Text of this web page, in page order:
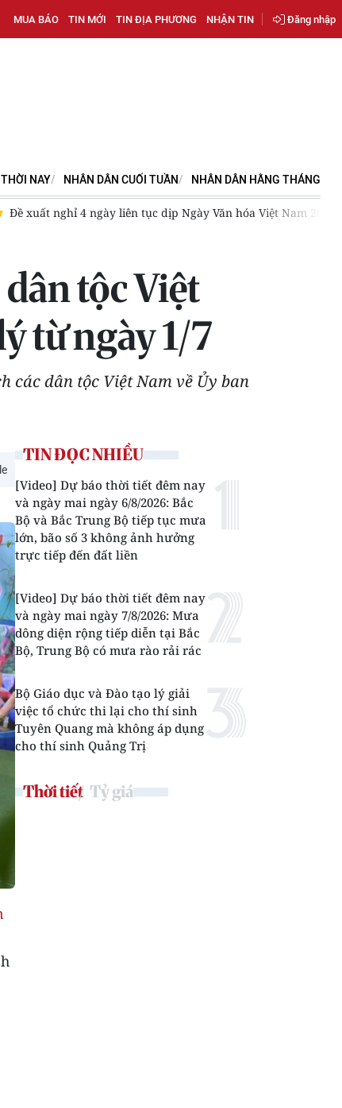
MUA BÁO TIN MỚI TIN ĐỊA PHƯƠNG NHẬN TIN Đăng nhập
THỜI NAY NHÂN DÂN CUỐI TUẦN NHÂN DÂN HẰNG THÁNG
Ngày Văn hóa Việt Nam 2026 Khai mạc Lễ hội Việt
tộc Việt
từ ngày 1/7
các dân tộc Việt Nam về Ủy ban
TIN ĐỌC NHIỀU
[Video] Dự báo thời tiết đêm nay
và ngày mai ngày 6/8/2026: Bắc
Bộ và Bắc Trung Bộ tiếp tục mưa
lớn, bão số 3 không ảnh hưởng
trực tiếp đến đất liền
[Video] Dự báo thời tiết đêm nay
và ngày mai ngày 7/8/2026: Mưa
dông diện rộng tiếp diễn tại Bắc
Bộ, Trung Bộ có mưa rào rải rác
Bộ Giáo dục và Đào tạo lý giải
việc tổ chức thi lại cho thí sinh
Tuyên Quang mà không áp dụng
cho thí sinh Quảng Trị
Thời tiết Tỷ giá